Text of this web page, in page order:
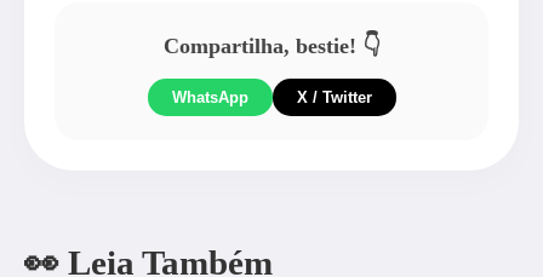
Compartilha, bestie! 👇
WhatsApp X / Twitter
👀 Leia Também